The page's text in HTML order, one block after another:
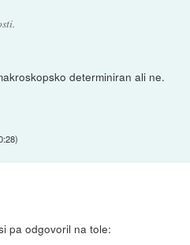
determiniran ali ne.
)
pa odgovoril na tole: